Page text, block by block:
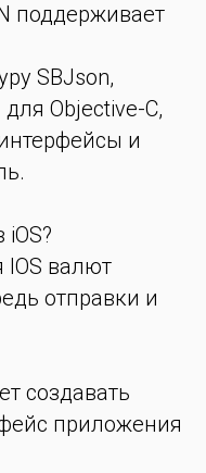
поддерживает
SBJson,
Objective-C,
и
IOS валют
отправки и
создавать
приложения